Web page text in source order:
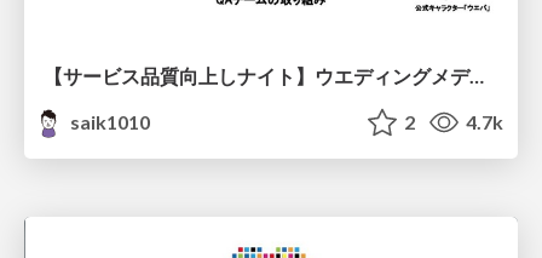
【サービス品質向上しナイト】ウエディングメディアを支えるQAチームの取り組み
saik1010
2 4.7k